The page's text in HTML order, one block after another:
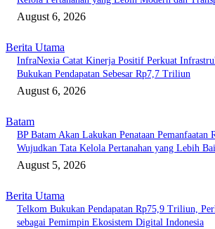
August 6, 2026
Berita Utama
InfraNexia Catat Kinerja Positif Perkuat
Bukukan Pendapatan Sebesar Rp7,7 Triliun
August 6, 2026
Batam
BP Batam Akan Lakukan Penataan Pemanfaatan
Wujudkan Tata Kelola Pertanahan yang Lebih
August 5, 2026
Berita Utama
Telkom Bukukan Pendapatan Rp75,9 Triliun,
sebagai Pemimpin Ekosistem Digital Indonesia